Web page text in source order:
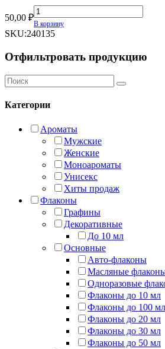
50,00 ₽
Мускатный
орех
quantity
В корзину
SKU:240135
Отфильтровать продукцию
Категории
Ароматы
Мужские
Женские
Моноароматы
Унисекс
Хиты продаж
Флаконы
Графины
Декоративные
До 10 мл
Основные
Авто-флаконы
Масляные
Одноразовые
Флаконы до 10 мл
Флаконы до 100 мл
Флаконы до 20 мл
Флаконы до 30 мл
Флаконы до 50 мл